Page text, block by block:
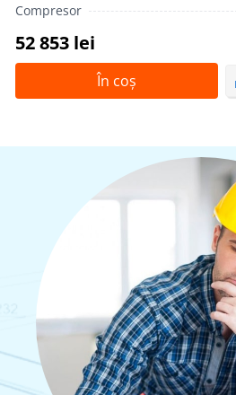
Compresor
52 853 lei
În coș